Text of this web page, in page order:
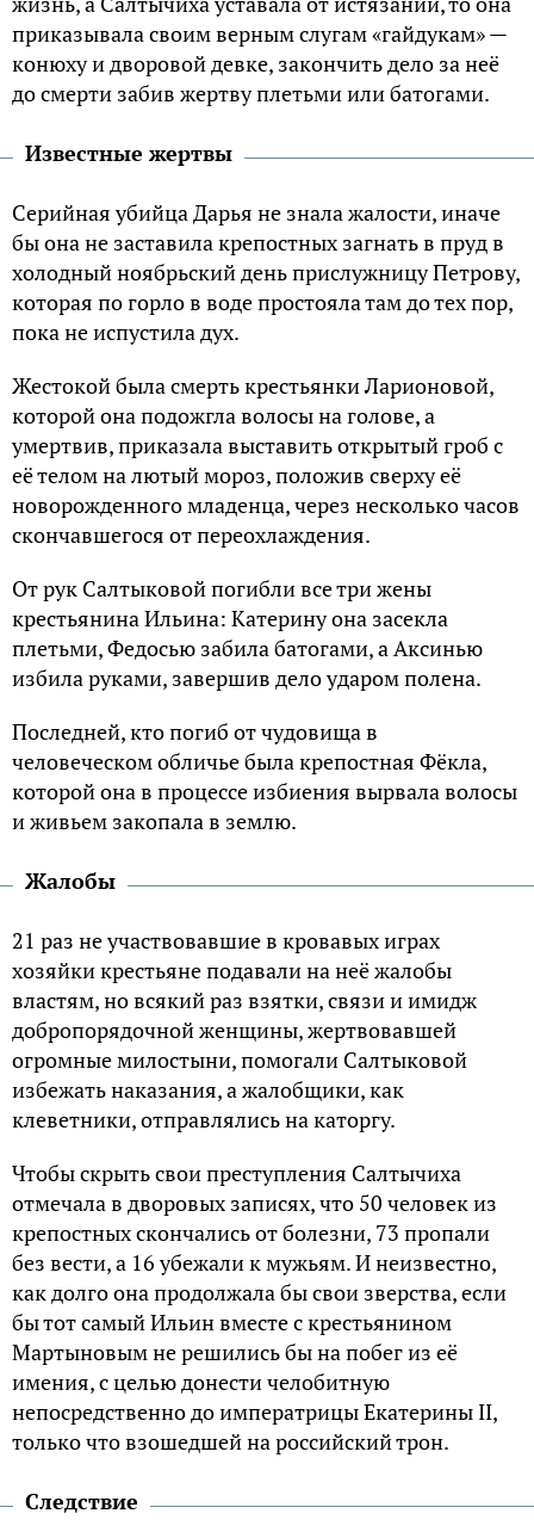
приказывала своим верным слугам «гайдукам» —
конюху и дворовой девке, закончить дело за неё
до смерти забив жертву плетьми или батогами.
Известные жертвы
Серийная убийца Дарья не знала жалости, иначе
бы она не заставила крепостных загнать в пруд в
холодный ноябрьский день прислужницу Петрову,
которая по горло в воде простояла там до тех пор,
пока не испустила дух.
Жестокой была смерть крестьянки Ларионовой,
которой она подожгла волосы на голове, а
умертвив, приказала выставить открытый гроб с
её телом на лютый мороз, положив сверху её
новорожденного младенца, через несколько часов
скончавшегося от переохлаждения.
От рук Салтыковой погибли все три жены
крестьянина Ильина: Катерину она засекла
плетьми, Федосью забила батогами, а Аксинью
избила руками, завершив дело ударом полена.
Последней, кто погиб от чудовища в
человеческом обличье была крепостная Фёкла,
которой она в процессе избиения вырвала волосы
и живьем закопала в землю.
Жалобы
21 раз не участвовавшие в кровавых играх
хозяйки крестьяне подавали на неё жалобы
властям, но всякий раз взятки, связи и имидж
добропорядочной женщины, жертвовавшей
огромные милостыни, помогали Салтыковой
избежать наказания, а жалобщики, как
клеветники, отправлялись на каторгу.
Чтобы скрыть свои преступления Салтычиха
отмечала в дворовых записях, что 50 человек из
крепостных скончались от болезни, 73 пропали
без вести, а 16 убежали к мужьям. И неизвестно,
как долго она продолжала бы свои зверства, если
бы тот самый Ильин вместе с крестьянином
Мартыновым не решились бы на побег из её
имения, с целью донести челобитную
непосредственно до императрицы Екатерины II,
только что взошедшей на российский трон.
Следствие